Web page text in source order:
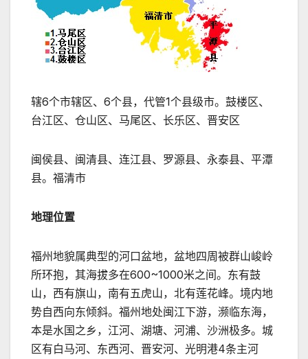
辖6个市辖区、6个县，代管1个县级市。鼓楼区、
台江区、仓山区、马尾区、长乐区、晋安区
闽侯县、闽清县、连江县、罗源县、永泰县、平潭
县。福清市
地理位置
福州地貌属典型的河口盆地，盆地四周被群山峻岭
所环抱，其海拔多在600~1000米之间。东有鼓
山，西有旗山，南有五虎山，北有莲花峰。境内地
势自西向东倾斜。福州地处闽江下游，濒临东海，
本是水国之乡，江河、湖塘、河浦、沙洲极多。城
区有白马河、东西河、晋安河、光明港4条主河